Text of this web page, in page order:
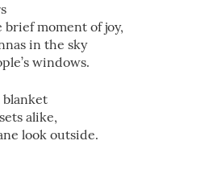
moment of joy,
in the sky
windows.
blanket
alike,
look outside.